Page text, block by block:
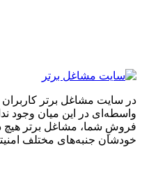
مشاغل برتر کاربران
در این میان وجود
شما، مشاغل برتر هیچ دخالتی
جنبه‌های مختلف امنیتی را